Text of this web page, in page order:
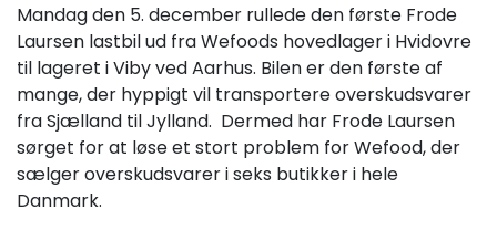
Mandag den 5. december rullede den første Frode
Laursen lastbil ud fra Wefoods hovedlager i Hvidovre
til lageret i Viby ved Aarhus. Bilen er den første af
mange, der hyppigt vil transportere overskudsvarer
fra Sjælland til Jylland. Dermed har Frode Laursen
sørget for at løse et stort problem for Wefood, der
sælger overskudsvarer i seks butikker i hele
Danmark.